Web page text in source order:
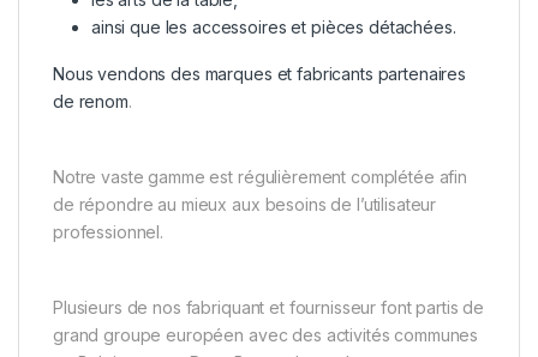
ainsi que les accessoires et pièces détachées.
Nous vendons des marques et fabricants partenaires
de renom.
Notre vaste gamme est régulièrement complétée afin
de répondre au mieux aux besoins de l’utilisateur
professionnel.
Plusieurs de nos fabriquant et fournisseur font partis de
grand groupe européen avec des activités communes